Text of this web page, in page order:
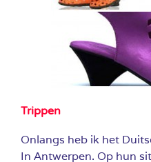
Trippen
Onlangs heb ik het
In Antwerpen. Op hun